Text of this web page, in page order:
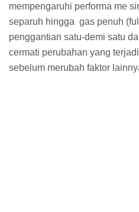
mempengaruhi performa me
separuh hingga gas penuh
penggantian satu-demi satu
cermati perubahan yang
sebelum merubah faktor